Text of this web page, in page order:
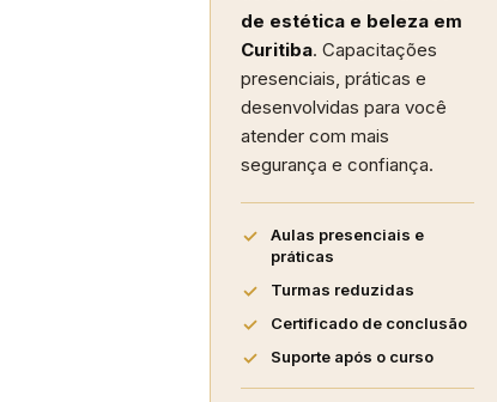
de estética e beleza em
Curitiba. Capacitações
presenciais, práticas e
desenvolvidas para você
atender com mais
segurança e confiança.
Aulas presenciais e
práticas
Turmas reduzidas
Certificado de conclusão
Suporte após o curso